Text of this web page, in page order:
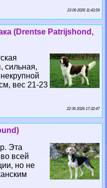
23 06 2026 11:43:59
(Drentse Patrijshond,
сильная,
вес 21-23
22 06 2026 17:32:47
Эта
всей
но не